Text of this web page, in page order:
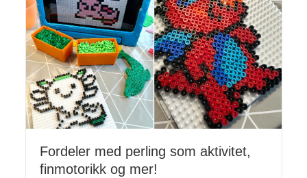
Fordeler med perling som aktivitet,
finmotorikk og mer!